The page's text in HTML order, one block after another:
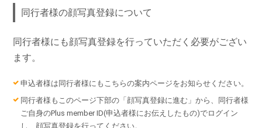
同行者様の顔写真登録について
同行者様にも顔写真登録を行っていただく必要がござい
ます。
申込者様は同行者様にもこちらの案内ページをお知らせください。
同行者様もこのページ下部の「顔写真登録に進む」から、同行者様
ご自身のPlus member ID(申込者様にお伝えしたもの)でログイン
し、顔写真登録を行ってください。